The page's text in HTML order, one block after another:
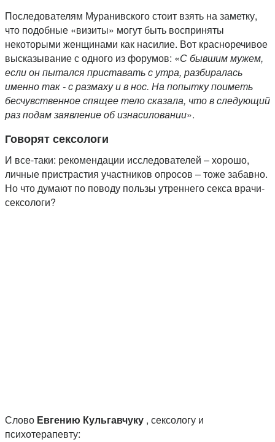
Последователям Муранивского стоит взять на заметку,
что подобные «визиты» могут быть восприняты
некоторыми женщинами как насилие. Вот красноречивое
высказывание с одного из форумов: «С бывшим мужем,
если он пытался приставать с утра, разбиралась
именно так - с размаху и в нос. На попытку поиметь
бесчувственное спящее тело сказала, что в следующий
раз подам заявление об изнасиловании».
Говорят сексологи
И все-таки: рекомендации исследователей – хорошо,
личные пристрастия участников опросов – тоже забавно.
Но что думают по поводу пользы утреннего секса врачи-
сексологи?
Слово Евгению Кульгавчуку , сексологу и
психотерапевту: